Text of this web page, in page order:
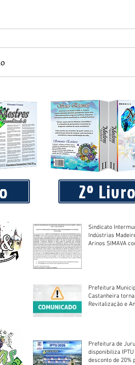
de Juara tem bens bloqueados
2º
Sindicato
Indústrias
Arinos SIMAVA convoca à
Prefeitura
Castanheira
Revitalização e
Prefeitura de
disponibiliza
desconto de 20%